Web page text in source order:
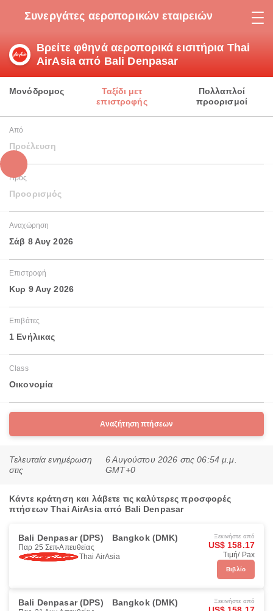
Συνεργάτες αεροπορικών εταιρειών
Βρείτε φθηνά αεροπορικά εισιτήρια Thai
AirAsia από Bali Denpasar
Μονόδρομος
Ταξίδι μετ
επιστροφής
Πολλαπλοί
προορισμοί
Από
Προέλευση
Προς
Προορισμός
Αναχώρηση
Σάβ 8 Αυγ 2026
Επιστροφή
Κυρ 9 Αυγ 2026
Επιβάτες
1 Ενήλικας
Class
Οικονομία
Αναζήτηση πτήσεων
Τελευταία ενημέρωση
στις
6 Αυγούστου 2026 στις 06:54 μ.μ.
GMT+0
Κάντε κράτηση και λάβετε τις καλύτερες προσφορές
πτήσεων Thai AirAsia από Bali Denpasar
Bali Denpasar (DPS) Bangkok (DMK)
Παρ 25 Σεπ Απευθείας
Thai AirAsia
Ξεκινήστε από
US$ 158.17
Τιμή/ Pax
Βιβλίο
Bali Denpasar (DPS) Bangkok (DMK) Ξεκινήστε από